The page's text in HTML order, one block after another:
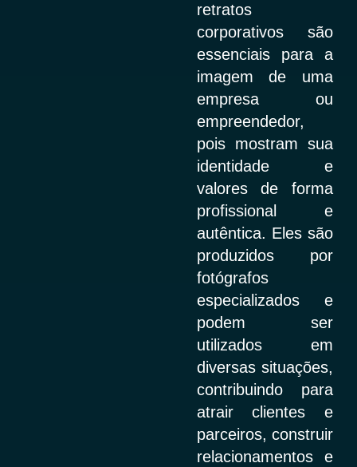
retratos
corporativos são
essenciais para a
imagem de uma
empresa ou
empreendedor,
pois mostram sua
identidade e
valores de forma
profissional e
autêntica. Eles são
produzidos por
fotógrafos
especializados e
podem ser
utilizados em
diversas situações,
contribuindo para
atrair clientes e
parceiros, construir
relacionamentos e